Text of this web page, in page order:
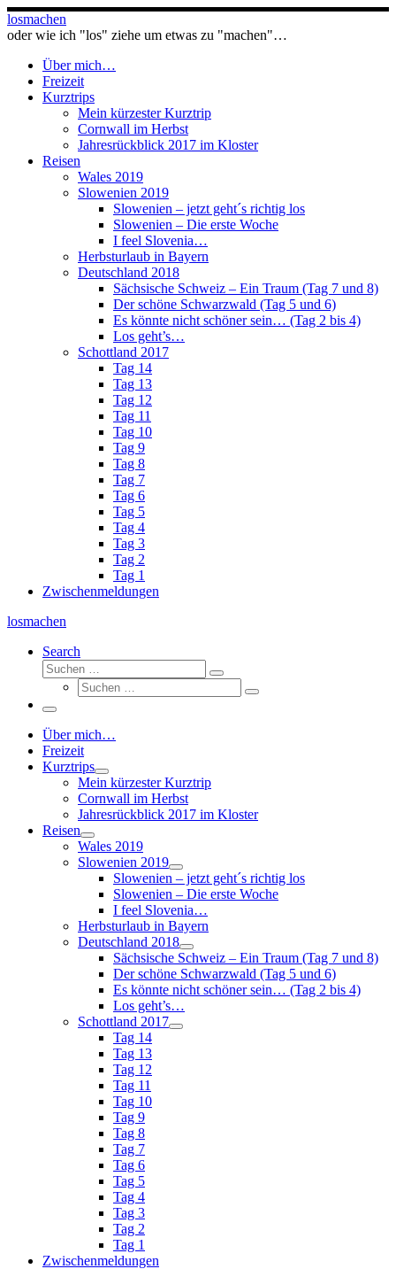
Zum
Inhalt
losmachen
oder wie ich "los" ziehe um etwas zu "machen"…
Über mich…
Freizeit
Kurztrips
Mein kürzester Kurztrip
Cornwall im Herbst
Jahresrückblick 2017 im Kloster
Reisen
Wales 2019
Slowenien 2019
Slowenien – jetzt geht´s richtig los
Slowenien – Die erste Woche
I feel Slovenia…
Herbsturlaub in Bayern
Deutschland 2018
Sächsische Schweiz – Ein Traum (Tag 7 und 8)
Der schöne Schwarzwald (Tag 5 und 6)
Es könnte nicht schöner sein… (Tag 2 bis 4)
Los geht’s…
Schottland 2017
Tag 14
Tag 13
Tag 12
Tag 11
Tag 10
Tag 9
Tag 8
Tag 7
Tag 6
Tag 5
Tag 4
Tag 3
Tag 2
Tag 1
Zwischenmeldungen
losmachen
Search
Suche
Suchen
Suche
Suchen
Menü
Über mich…
Freizeit
Kurztrips
Mein kürzester Kurztrip
Cornwall im Herbst
Jahresrückblick 2017 im Kloster
Reisen
Wales 2019
Slowenien 2019
Slowenien – jetzt geht´s richtig los
Slowenien – Die erste Woche
I feel Slovenia…
Herbsturlaub in Bayern
Deutschland 2018
Sächsische Schweiz – Ein Traum (Tag 7 und 8)
Der schöne Schwarzwald (Tag 5 und 6)
Es könnte nicht schöner sein… (Tag 2 bis 4)
Los geht’s…
Schottland 2017
Tag 14
Tag 13
Tag 12
Tag 11
Tag 10
Tag 9
Tag 8
Tag 7
Tag 6
Tag 5
Tag 4
Tag 3
Tag 2
Tag 1
Zwischenmeldungen